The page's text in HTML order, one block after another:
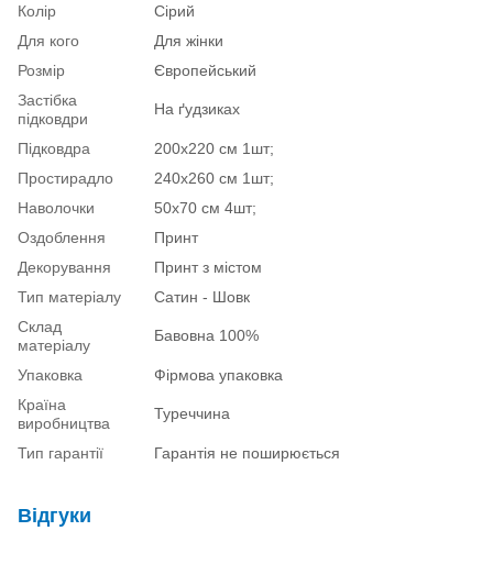
Колір
Сірий
Для кого
Для жінки
Розмір
Європейський
Застібка
підковдри
На ґудзиках
Підковдра
200х220 см 1шт;
Простирадло
240х260 см 1шт;
Наволочки
50х70 см 4шт;
Оздоблення
Принт
Декорування
Принт з містом
Тип матеріалу
Сатин - Шовк
Склад
матеріалу
Бавовна 100%
Упаковка
Фірмова упаковка
Країна
виробництва
Туреччина
Тип гарантії Гарантія не поширюється
Відгуки